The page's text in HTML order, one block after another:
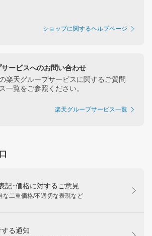
ショップに関するヘルプページ
ービスへのお問い合わせ
楽天グループサービスに関するご質問
一覧をご参照ください。
楽天グループサービス一覧
記･価格に対するご意見
な二重価格/不適切な表現など
る通知